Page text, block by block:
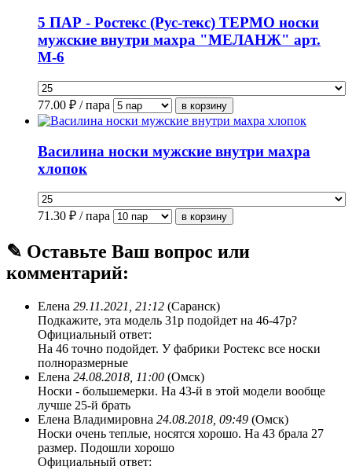
5 ПАР - Ростекс (Рус-текс) ТЕРМО носки
мужские внутри махра "МЕЛАНЖ" арт.
М-6
77.00 ₽ / пара
Василина носки мужские внутри махра
хлопок
71.30 ₽ / пара
✎ Оставьте Ваш вопрос или
комментарий:
Елена 29.11.2021, 21:12 (Саранск)
Подкажите, эта модель 31р подойдет на 46-47р?
Официальный ответ:
На 46 точно подойдет. У фабрики Ростекс все носки
полноразмерные
Елена 24.08.2018, 11:00 (Омск)
Носки - большемерки. На 43-й в этой модели вообще
лучше 25-й брать
Елена Владимировна 24.08.2018, 09:49 (Омск)
Носки очень теплые, носятся хорошо. На 43 брала 27
размер. Подошли хорошо
Официальный ответ: